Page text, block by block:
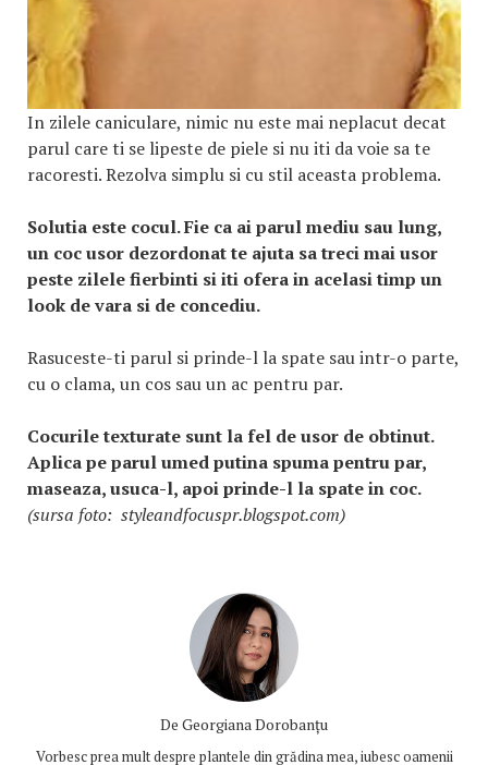
In zilele caniculare, nimic nu este mai neplacut decat
parul care ti se lipeste de piele si nu iti da voie sa te
racoresti. Rezolva simplu si cu stil aceasta problema.
Solutia este cocul. Fie ca ai parul mediu sau lung,
un coc usor dezordonat te ajuta sa treci mai usor
peste zilele fierbinti si iti ofera in acelasi timp un
look de vara si de concediu.
Rasuceste-ti parul si prinde-l la spate sau intr-o parte,
cu o clama, un cos sau un ac pentru par.
Cocurile texturate sunt la fel de usor de obtinut.
Aplica pe parul umed putina spuma pentru par,
maseaza, usuca-l, apoi prinde-l la spate in coc.
(sursa foto: styleandfocuspr.blogspot.com)
De Georgiana Dorobanțu
Vorbesc prea mult despre plantele din grădina mea, iubesc oamenii